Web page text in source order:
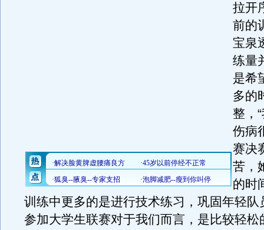
拉开
前的
宝泉
练量
是希
多的
整，
伤病
赛决
苦，
的时
训练中更多的是进行技术练习，巩固年轻队
参加大学生联赛对于我们而言，是比较轻松